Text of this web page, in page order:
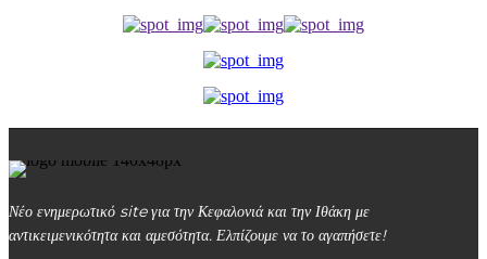
Νέο ενημερωτικό site για την Κεφαλονιά και την Ιθάκη με
αντικειμενικότητα και αμεσότητα. Ελπίζουμε να το αγαπήσετε!